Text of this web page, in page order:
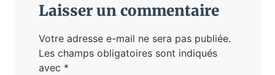
Laisser un commentaire
Votre adresse e-mail ne sera pas publiée.
Les champs obligatoires sont indiqués
avec *